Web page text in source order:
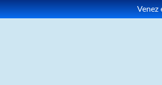
Venez